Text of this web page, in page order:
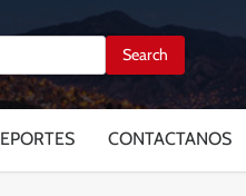
CONTACTANOS